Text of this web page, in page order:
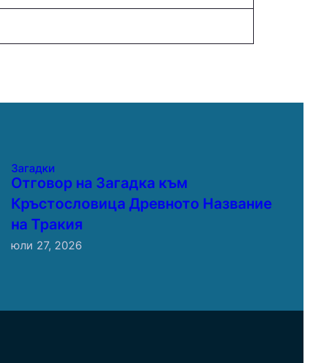
Загадки
Отговор на Загадка към
Кръстословица Древното Название
на Тракия
юли 27, 2026